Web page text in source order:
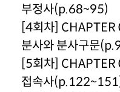
부정사(p.68~95)
[4회차]
분사와 분사구문
[5회차]
접속사